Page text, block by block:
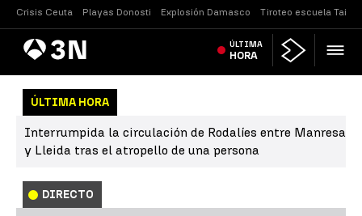
Crisis Ceuta Playas Donosti Explosión Damasco Tiroteo escuela
AntenaNoticias ÚLTIMA
HORA
ÚLTIMA HORA
Interrumpida la circulación de Rodalíes entre Manresa
y Lleida tras el atropello de una persona
DIRECTO